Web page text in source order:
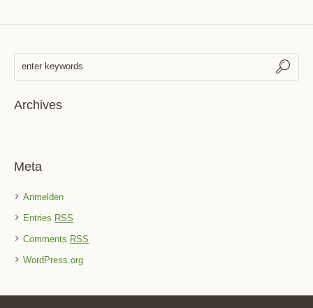
Archives
Meta
Anmelden
Entries RSS
Comments RSS
WordPress.org